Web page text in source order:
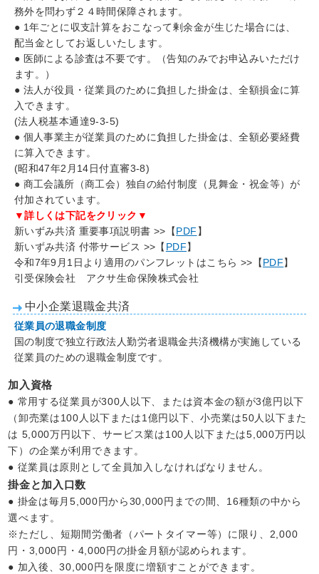
務外を問わず２４時間保障されます。
● 1年ごとに収支計算をおこなって剰余金が生じた場合には、
配当金としてお返しいたします。
● 医師による診査は不要です。（告知のみでお申込みいただけ
ます。）
● 法人が役員・従業員のために負担した掛金は、全額損金に算
入できます。
(法人税基本通達9-3-5)
● 個人事業主が従業員のために負担した掛金は、全額必要経費
に算入できます。
(昭和47年2月14日付直審3-8)
● 商工会議所（商工会）独自の給付制度（見舞金・祝金等）が
付加されています。
▼詳しくは下記をクリック▼
新いずみ共済 重要事項説明書 >>【PDF 】
新いずみ共済 付帯サービス >>【 PDF】
令和7年9月1日より適用のパンフレットはこちら >>【PDF】
引受保険会社 アクサ生命保険株式会社
中小企業退職金共済
従業員の退職金制度
国の制度で独立行政法人勤労者退職金共済機構が実施している
従業員のための退職金制度です。
加入資格
● 常用する従業員が300人以下、または資本金の額が3億円以下
（卸売業は100人以下または1億円以下、小売業は50人以下また
は 5,000万円以下、サービス業は100人以下または5,000万円以
下）の企業が利用できます。
● 従業員は原則として全員加入しなければなりません。
掛金と加入口数
● 掛金は毎月5,000円から30,000円までの間、16種類の中から
選べます。
※ただし、短期間労働者（パートタイマー等）に限り、2,000
円・3,000円・4,000円の掛金月額が認められます。
● 加入後、30,000円を限度に増額すことができます。